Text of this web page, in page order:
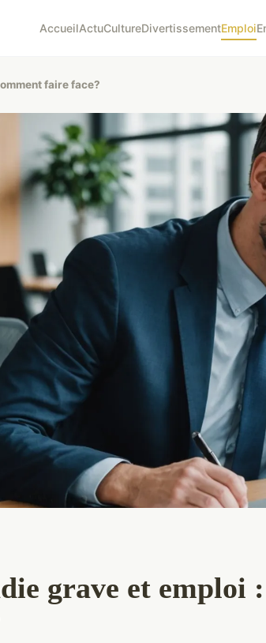
AccueilActuCultureDivertissementEmploi
faire face?
grave et emploi